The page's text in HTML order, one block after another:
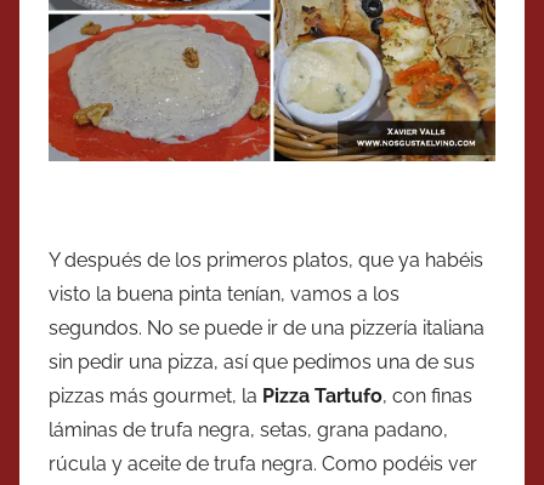
Y después de los primeros platos, que ya habéis
visto la buena pinta tenían, vamos a los
segundos. No se puede ir de una pizzería italiana
sin pedir una pizza, así que pedimos una de sus
pizzas más gourmet, la Pizza Tartufo, con finas
láminas de trufa negra, setas, grana padano,
rúcula y aceite de trufa negra. Como podéis ver